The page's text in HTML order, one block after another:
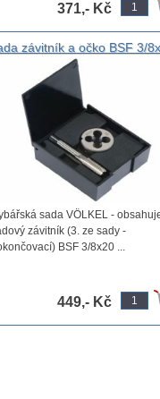
371,- Kč
závitník a očko BSF 3/
používané na rybářském
Sada závitníků pro
3/8x20 HSS na závity
závitník na
pro rybáře kutila
sada VÖLKEL -
závitník (3. ze sady -
BSF 3/8x20 ...
449,- Kč